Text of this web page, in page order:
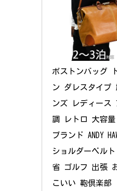
ボストンバッグ
ン ダレスタイプ
ンズ レディース
調 レトロ 大容
ブランド ANDY
ショルダーベル
省 ゴルフ 出張
こいい 鞄倶楽部